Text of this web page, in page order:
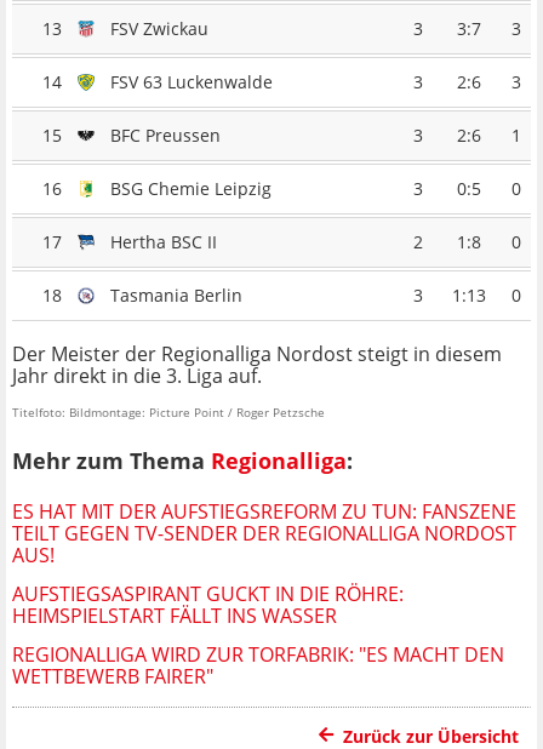
13 FSV Zwickau 3 3:7 3
14 FSV 63 Luckenwalde 3 2:6 3
15 BFC Preussen 3 2:6 1
16 BSG Chemie Leipzig 3 0:5 0
17 Hertha BSC II 2 1:8 0
18 Tasmania Berlin 3 1:13 0
Der Meister der Regionalliga Nordost steigt in diesem
Jahr direkt in die 3. Liga auf.
Titelfoto: Bildmontage: Picture Point / Roger Petzsche
Mehr zum Thema Regionalliga:
ES HAT MIT DER AUFSTIEGSREFORM ZU TUN: FANSZENE
TEILT GEGEN TV-SENDER DER REGIONALLIGA NORDOST
AUS!
AUFSTIEGSASPIRANT GUCKT IN DIE RÖHRE:
HEIMSPIELSTART FÄLLT INS WASSER
REGIONALLIGA WIRD ZUR TORFABRIK: "ES MACHT DEN
WETTBEWERB FAIRER"
Zurück zur Übersicht